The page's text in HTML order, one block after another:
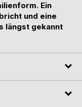
Ein
und eine
längst gekannt